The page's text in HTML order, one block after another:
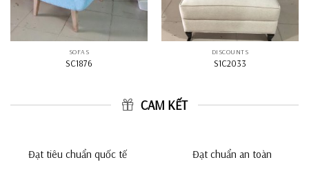
SOFAS
SC1876
DISCOUNTS
S1C2033
CAM KẾT
Đạt tiêu chuẩn quốc tế Đạt chuẩn an toàn